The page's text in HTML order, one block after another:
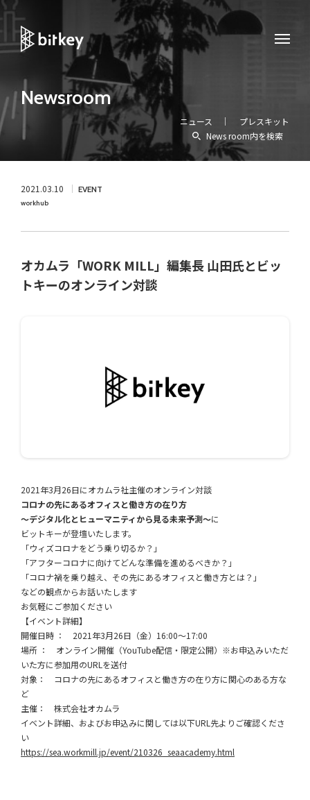
Newsroom
ニュース
プレスキット
News room内を検索
2021.03.10 EVENT
workhub
オカムラ「WORK MILL」編集長 山田氏とビッ
トキーのオンライン対談
2021年3月26日にオカムラ社主催のオンライン対談
コロナの先にあるオフィスと働き方の在り方
～デジタル化とヒューマニティから見る未来予測～に
ビットキーが登壇いたします。
「ウィズコロナをどう乗り切るか？」
「アフターコロナに向けてどんな準備を進めるべきか？」
「コロナ禍を乗り越え、その先にあるオフィスと働き方とは？」
などの観点からお話いたします
お気軽にご参加ください
【イベント詳細】
開催日時 ： 2021年3月26日（金）16:00～17:00
場所 ： オンライン開催（YouTube配信・限定公開）※お申込みいただ
いた方に参加用のURLを送付
対象： コロナの先にあるオフィスと働き方の在り方に関心のある方な
ど
主催： 株式会社オカムラ
イベント詳細、およびお申込みに関しては以下URL先よりご確認くださ
い
https://sea.workmill.jp/event/210326_seaacademy.html